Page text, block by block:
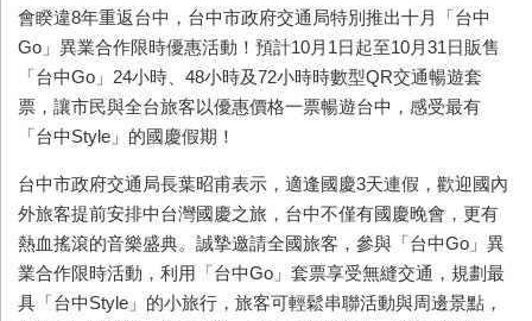
會睽違8年重返台中，台中市政府交通局特別推出十月「台中
Go 」異業合作限時優惠活動！預計10月 1日起至10月31日販售
「台中Go 」 24小時、 48小時及72小時時數型QR交通暢遊套
票，讓市民與全台旅客以優惠價格一票暢遊台中，感受最有
「台中Style 」的國慶假期！
台中市政府交通局長葉昭甫表示，適逢國慶3天連假，歡迎國內
外旅客提前安排中台灣國慶之旅，台中不僅有國慶晚會，更有
熱血搖滾的音樂盛典。誠摯邀請全國旅客，參與「台中Go 」異
業合作限時活動，利用「台中Go 」套票享受無縫交通，規劃最
具「台中Style 」的小旅行，旅客可輕鬆串聯活動與周邊景點，